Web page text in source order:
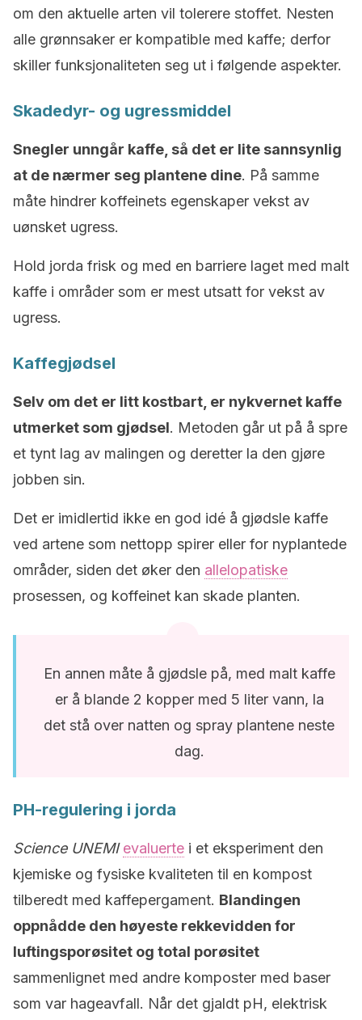
om den aktuelle arten vil tolerere stoffet. Nesten
alle grønnsaker er kompatible med kaffe; derfor
skiller funksjonaliteten seg ut i følgende aspekter.
Skadedyr- og ugressmiddel
Snegler unngår kaffe, så det er lite sannsynlig
at de nærmer seg plantene dine. På samme
måte hindrer koffeinets egenskaper vekst av
uønsket ugress.
Hold jorda frisk og med en barriere laget med malt
kaffe i områder som er mest utsatt for vekst av
ugress.
Kaffegjødsel
Selv om det er litt kostbart, er nykvernet kaffe
utmerket som gjødsel. Metoden går ut på å spre
et tynt lag av malingen og deretter la den gjøre
jobben sin.
Det er imidlertid ikke en god idé å gjødsle kaffe
ved artene som nettopp spirer eller for nyplantede
områder, siden det øker den allelopatiske
prosessen, og koffeinet kan skade planten.
En annen måte å gjødsle på, med malt kaffe
er å blande 2 kopper med 5 liter vann, la
det stå over natten og spray plantene neste
dag.
PH-regulering i jorda
Science UNEMI evaluerte i et eksperiment den
kjemiske og fysiske kvaliteten til en kompost
tilberedt med kaffepergament. Blandingen
oppnådde den høyeste rekkevidden for
luftingsporøsitet og total porøsitet
sammenlignet med andre komposter med baser
som var hageavfall. Når det gjaldt pH, elektrisk